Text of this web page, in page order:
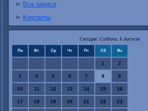
Все записи
Контакты
Сегодня: Суббота, 8 Августа
Пн Вт Ср Чт Пт Сб Вс
1 2
3 4 5 6 7 8 9
10 11 12 13 14 15 16
17 18 19 20 21 22 23